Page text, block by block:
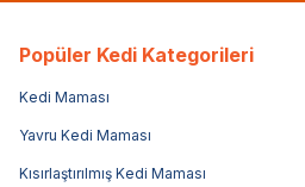
Popüler Kedi Kategorileri
Kedi Maması
Yavru Kedi Maması
Kısırlaştırılmış Kedi Maması